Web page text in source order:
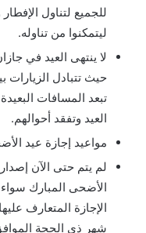
للجميع لتناول
ليتمكنوا من تناوله.
لا ينتهى العيد في
حيث تتبادل الزيارات
تبعد المسافات
العيد وتفقد أحوالهم.
مواعيد إجازة عيد
لم يتم حتى الآن إصدار
الأضحى المبارك
الإجازة المتعارف